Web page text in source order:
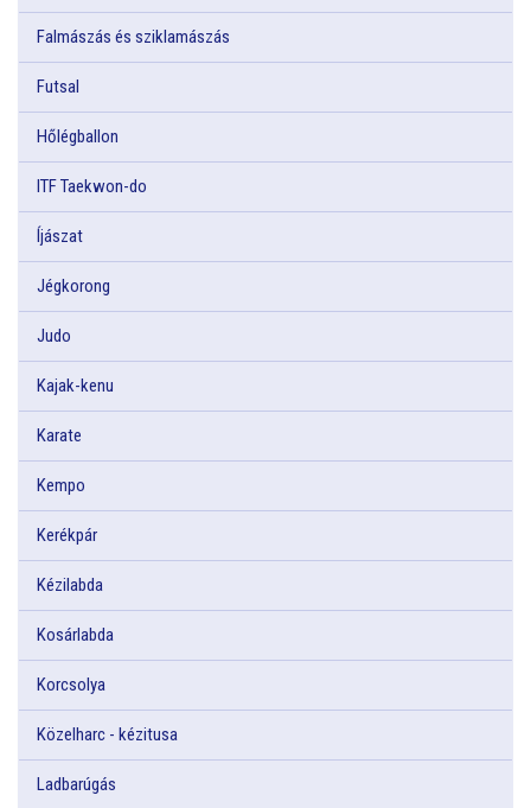
Falmászás és sziklamászás
Futsal
Hőlégballon
ITF Taekwon-do
Íjászat
Jégkorong
Judo
Kajak-kenu
Karate
Kempo
Kerékpár
Kézilabda
Kosárlabda
Korcsolya
Közelharc - kézitusa
Ladbarúgás